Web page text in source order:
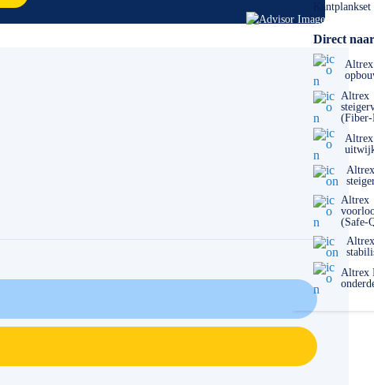
Kantplankset
Direct
Altrex
Altrex
Altrex
Altrex
Altrex
(Safe-
Altrex
Altrex